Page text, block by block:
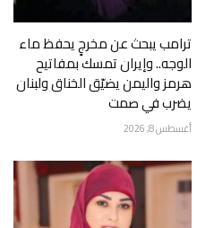
ترامب يبحث عن مخرجٍ يحفظ ماء
الوجه.. وإيران تمسك بمفاتيح
هرمز واليمن يضيّق الخناق ولبنان
يضرب في صمت
أغسطس 8, 2026